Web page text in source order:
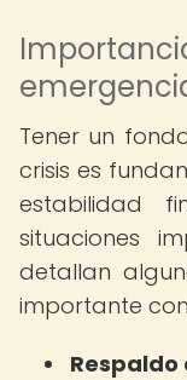
Tener un
crisis es
estabilidad
situaciones
detallan
importante
Respaldo